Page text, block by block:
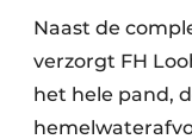
Naast de
verzorgt FH
het hele pand,